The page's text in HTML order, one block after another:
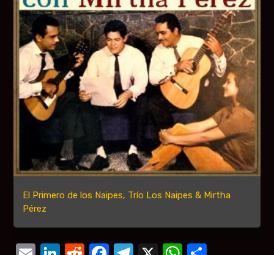
El Primero de los Naipes, Trío Los Naipes & Mirtha
Pérez